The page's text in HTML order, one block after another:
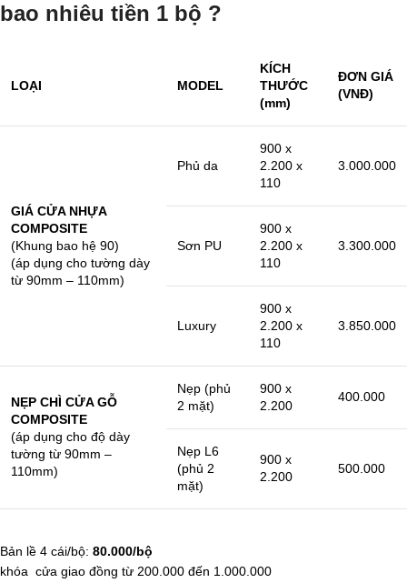
bao nhiêu tiền 1 bộ ?
LOẠI MODEL
KÍCH
THƯỚC
(mm)
ĐƠN GIÁ
(VNĐ)
GIÁ CỬA NHỰA
COMPOSITE
(Khung bao hệ 90)
(áp dụng cho tường dày
từ 90mm – 110mm)
Phủ da
900 x
2.200 x
110
3.000.000
Sơn PU
900 x
2.200 x
110
3.300.000
Luxury
900 x
2.200 x
110
3.850.000
NẸP CHÌ CỬA GỖ
COMPOSITE
(áp dụng cho độ dày
tường từ 90mm –
110mm)
Nẹp (phủ
2 mặt)
900 x
2.200
400.000
Nẹp L6
(phủ 2
mặt)
900 x
2.200
500.000
Bản lề 4 cái/bộ: 80.000/bộ
khóa cửa giao đồng từ 200.000 đến 1.000.000